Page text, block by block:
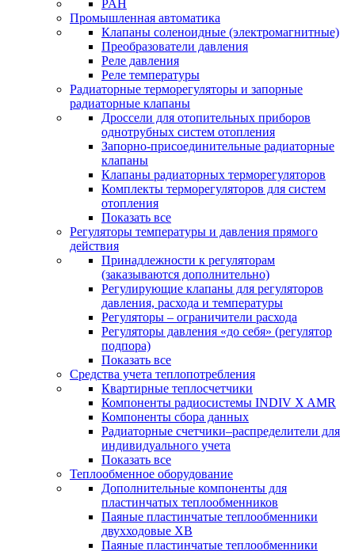
PAH
Промышленная автоматика
Клапаны соленоидные (электромагнитные)
Преобразователи давления
Реле давления
Реле температуры
Радиаторные терморегуляторы и запорные
радиаторные клапаны
Дроссели для отопительных приборов
однотрубных систем отопления
Запорно-присоединительные радиаторные
клапаны
Клапаны радиаторных терморегуляторов
Комплекты терморегуляторов для систем
отопления
Показать все
Регуляторы температуры и давления прямого
действия
Принадлежности к регуляторам
(заказываются дополнительно)
Регулирующие клапаны для регуляторов
давления, расхода и температуры
Регуляторы – ограничители расхода
Регуляторы давления «до себя» (регулятор
подпора)
Показать все
Средства учета теплопотребления
Квартирные теплосчетчики
Компоненты радиосистемы INDIV X AMR
Компоненты сбора данных
Радиаторные счетчики–распределители для
индивидуального учета
Показать все
Теплообменное оборудование
Дополнительные компоненты для
пластинчатых теплообменников
Паяные пластинчатые теплообменники
двухходовые XB
Паяные пластинчатые теплообменники